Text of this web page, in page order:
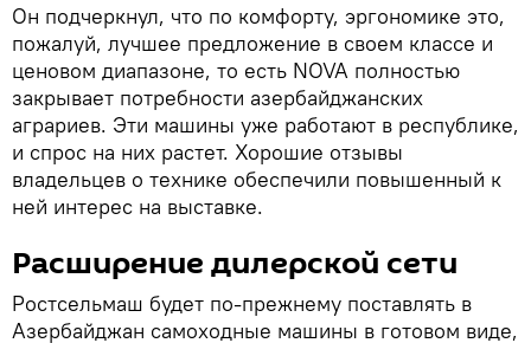
Он подчеркнул, что по комфорту, эргономике это,
пожалуй, лучшее предложение в своем классе и
ценовом диапазоне, то есть NOVA полностью
закрывает потребности азербайджанских
аграриев. Эти машины уже работают в республике,
и спрос на них растет. Хорошие отзывы
владельцев о технике обеспечили повышенный к
ней интерес на выставке.
Расширение дилерской сети
Ростсельмаш будет по-прежнему поставлять в
Азербайджан самоходные машины в готовом виде,